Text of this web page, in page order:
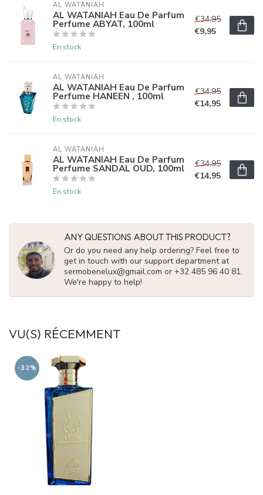
AL WATANIAH
AL WATANIAH Eau De Parfum
Perfume ABYAT, 100ml
En stock
€34,95
€9,95
AL WATANIAH
AL WATANIAH Eau De Parfum
Perfume HANEEN , 100ml
En stock
€34,95
€14,95
AL WATANIAH
AL WATANIAH Eau De Parfum
Perfume SANDAL OUD, 100ml
En stock
€34,95
€14,95
ANY QUESTIONS ABOUT THIS PRODUCT?
Or do you need any help ordering? Feel free to
get in touch with our support department at
sermobenelux@gmail.com or +32 485 96 40 81.
We're happy to help!
VU(S) RÉCEMMENT
-32%